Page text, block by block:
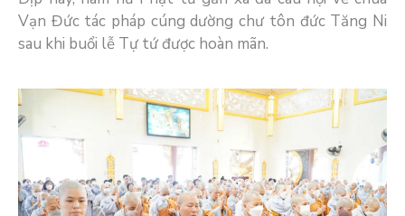
Vạn Đức tác pháp cúng dường chư tôn đức Tăng Ni
sau khi buổi lễ Tự tứ được hoàn mãn.